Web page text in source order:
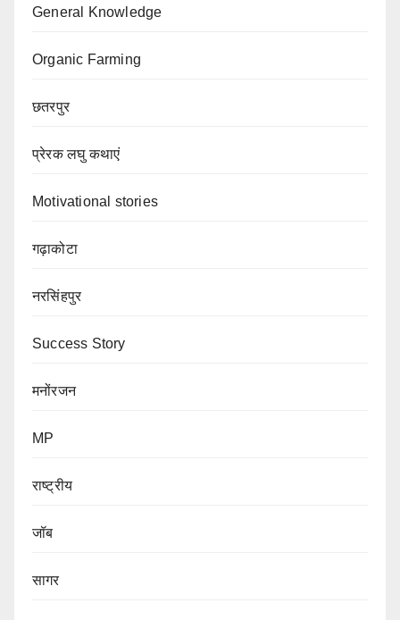
General Knowledge
Organic Farming
छतरपुर
प्रेरक लघु कथाएं
Motivational stories
गढ़ाकोटा
नरसिंहपुर
Success Story
मनोंरजन
MP
राष्ट्रीय
जॉब
सागर